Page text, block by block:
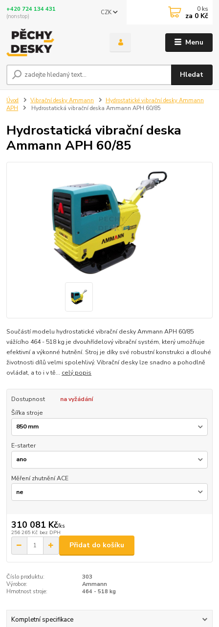
Menu
CZK
Hledat
+420 724 134 431
(nonstop)
0 ks
za 0 Kč
Úvod Vibrační desky Ammann
Hydrostatické vibrační desky Ammann
APH
Hydrostatická vibrační deska Ammann APH 60/85
Hydrostatická vibrační deska
Ammann APH 60/85
Součástí modelu hydrostatické vibrační desky Ammann APH 60/85
vážícího 464 - 518 kg je dvouhřídelový vibrační systém, který umožňuje
efektivní a výkonné hutnění. Stroj je díky své robustní konstrukci a dlouhé
životnosti dílů velmi spolehlivý. Vibrační desky lze snadno a pohodlně
ovládat, a to i v tě... celý popis
Dostupnost
na vyžádání
Šířka stroje
E-starter
Měření zhutnění ACE
310 081 Kč/ks
256 265 Kč bez DPH
Přidat do košíku
Číslo produktu:
303
Výrobce:
Ammann
Hmotnost stroje:
464 - 518 kg
Kompletní specifikace